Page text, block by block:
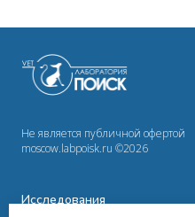
Не является публичной офертой
moscow.labpoisk.ru ©2026
Исследования